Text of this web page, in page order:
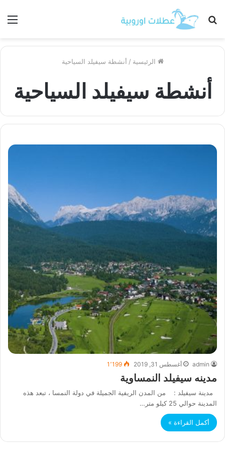
بحث
الرئيسية / أنشطة سيفيلد السياحية
أنشطة سيفيلد السياحية
admin أغسطس 31, 2019 1٬199
مدينه سيفيلد النمساوية
مدينة سيفيلد : من المدن الريفية الجميلة في دولة النمسا ، تبعد هذه
المدينة حوالي 25 كيلو متر…
أكمل القراءة »